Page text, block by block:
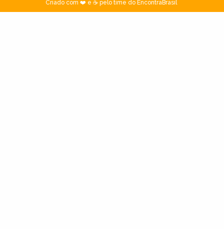
Criado com ❤️ e ☕ pelo time do EncontraBrasil